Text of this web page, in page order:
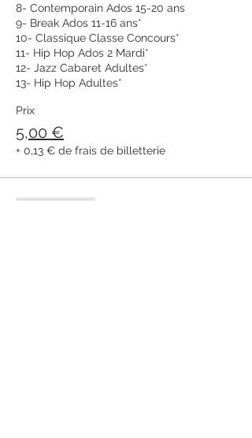
8- Contemporain Ados 15-20 ans
9- Break Ados 11-16 ans*
10- Classique Classe Concours*
11- Hip Hop Ados 2 Mardi*
12- Jazz Cabaret Adultes*
13- Hip Hop Adultes*
Prix
5,00 €
+ 0,13 € de frais de billetterie